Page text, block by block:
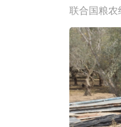
联合国粮